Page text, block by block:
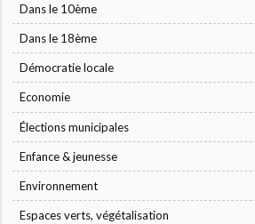
Dans le 10ème
Dans le 18ème
Démocratie locale
Economie
Élections municipales
Enfance & jeunesse
Environnement
Espaces verts, végétalisation